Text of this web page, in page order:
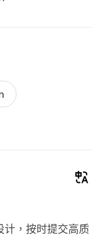
计，按时提交高质